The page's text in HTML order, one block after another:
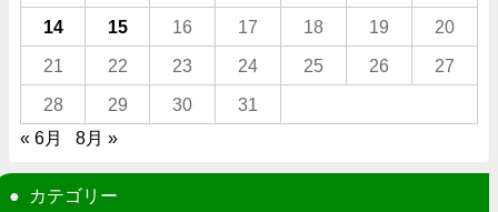
14 15 16 17 18 19 20
21 22 23 24 25 26 27
28 29 30
31
« 6月
8月 »
カテゴリー